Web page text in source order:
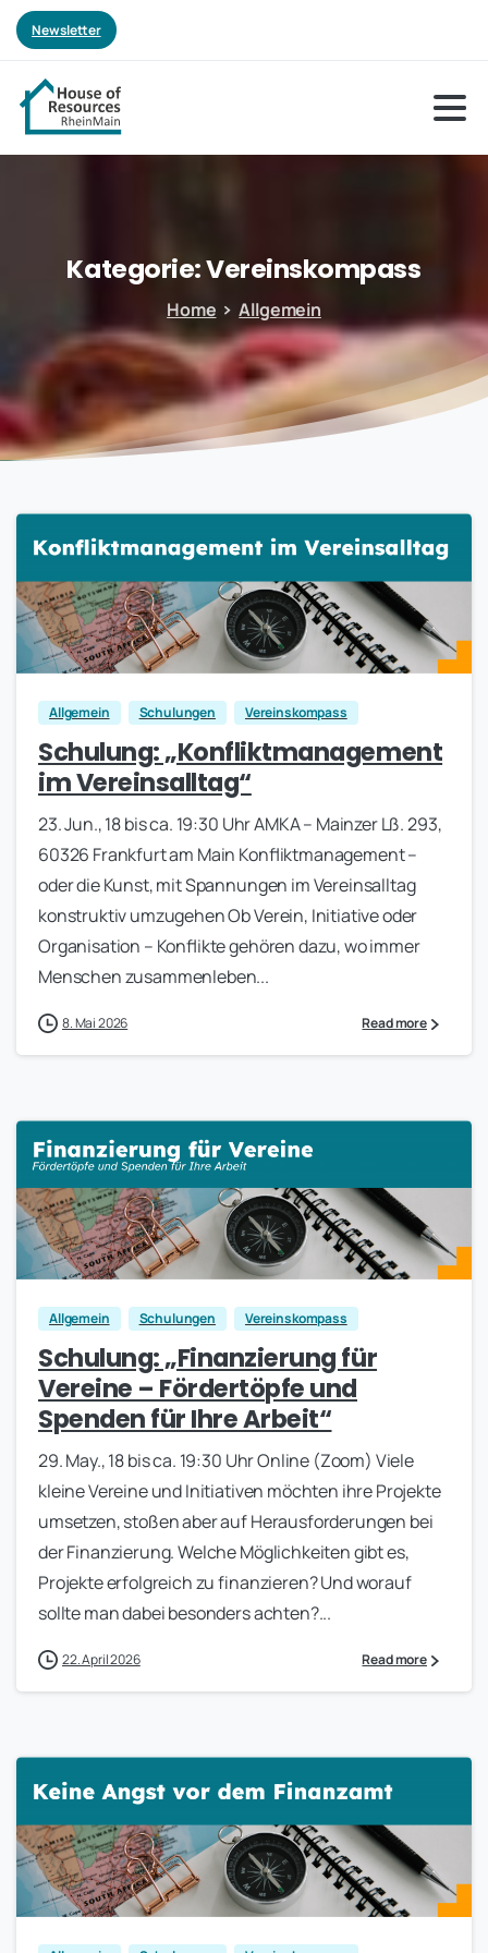
Newsletter
Kategorie:Vereinskompass
Home Allgemein
0
Allgemein Schulungen Vereinskompass
Schulung: „Konfliktmanagement
im Vereinsalltag“
23. Jun., 18 bis ca. 19:30 Uhr AMKA – Mainzer Lß. 293,
60326 Frankfurt am Main Konfliktmanagement –
oder die Kunst, mit Spannungen im Vereinsalltag
konstruktiv umzugehen Ob Verein, Initiative oder
Organisation – Konflikte gehören dazu, wo immer
Menschen zusammenleben...
8. Mai 2026 Read more
0
Allgemein Schulungen Vereinskompass
Schulung: „Finanzierung für
Vereine – Fördertöpfe und
Spenden für Ihre Arbeit“
29. May., 18 bis ca. 19:30 Uhr Online (Zoom) Viele
kleine Vereine und Initiativen möchten ihre Projekte
umsetzen, stoßen aber auf Herausforderungen bei
der Finanzierung. Welche Möglichkeiten gibt es,
Projekte erfolgreich zu finanzieren? Und worauf
sollte man dabei besonders achten?...
22. April 2026 Read more
0